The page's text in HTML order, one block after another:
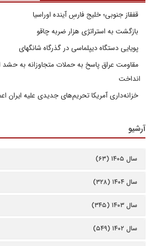
قفقاز جنوبی؛ خلیج فارسِ آینده اوراسیا
بازگشت به استراتژی هزار ضربه چاقو
پویایی دستگاه دیپلماسی در گذرگاه شانگهای
مقاومت عراق پاسخ به حملات متجاوزانه به حشد
انداخت
خزانه‌داری آمریکا تحریم‌های جدیدی علیه ایران
آرشیو
سال ۱۴۰۵ (۶۳)
سال ۱۴۰۴ (۳۲۸)
سال ۱۴۰۳ (۳۴۵)
سال ۱۴۰۲ (۵۴۹)